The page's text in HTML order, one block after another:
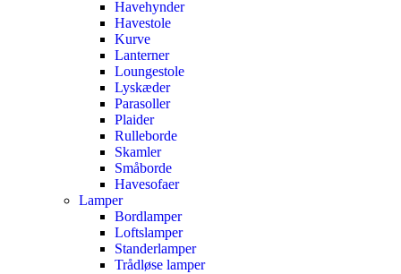
Havehynder
Havestole
Kurve
Lanterner
Loungestole
Lyskæder
Parasoller
Plaider
Rulleborde
Skamler
Småborde
Havesofaer
Lamper
Bordlamper
Loftslamper
Standerlamper
Trådløse lamper